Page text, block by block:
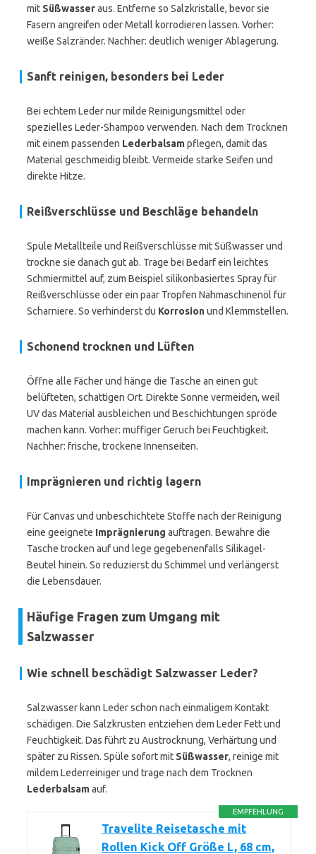
mit Süßwasseraus. Entferne so Salzkristalle, bevor sie
Fasern angreifen oder Metall korrodieren lassen. Vorher:
weiße Salzränder. Nachher: deutlich weniger Ablagerung.
Sanft reinigen, besonders bei Leder
Bei echtem Leder nur milde Reinigungsmittel oder
spezielles Leder-Shampoo verwenden. Nach dem Trocknen
mit einem passenden Lederbalsampflegen, damit das
Material geschmeidig bleibt. Vermeide starke Seifen und
direkte Hitze.
Reißverschlüsse und Beschläge behandeln
Spüle Metallteile und Reißverschlüsse mit Süßwasser und
trockne sie danach gut ab. Trage bei Bedarf ein leichtes
Schmiermittel auf, zum Beispiel silikonbasiertes Spray für
Reißverschlüsse oder ein paar Tropfen Nähmaschinenöl für
Scharniere. So verhinderst du Korrosionund Klemmstellen.
Schonend trocknen und Lüften
Öffne alle Fächer und hänge die Tasche an einen gut
belüfteten, schattigen Ort. Direkte Sonne vermeiden, weil
UV das Material ausbleichen und Beschichtungen spröde
machen kann. Vorher: muffiger Geruch bei Feuchtigkeit.
Nachher: frische, trockene Innenseiten.
Imprägnieren und richtig lagern
Für Canvas und unbeschichtete Stoffe nach der Reinigung
eine geeignete Imprägnierung auftragen. Bewahre die
Tasche trocken auf und lege gegebenenfalls Silikagel-
Beutel hinein. So reduzierst du Schimmel und verlängerst
die Lebensdauer.
Häufige Fragen zum Umgang mit
Salzwasser
Wie schnell beschädigt Salzwasser Leder?
Salzwasser kann Leder schon nach einmaligem Kontakt
schädigen. Die Salzkrusten entziehen dem Leder Fett und
Feuchtigkeit. Das führt zu Austrocknung, Verhärtung und
später zu Rissen. Spüle sofort mit Süßwasser, reinige mit
mildem Lederreiniger und trage nach dem Trocknen
Lederbalsamauf.
EMPFEHLUNG
Travelite Reisetasche mit
Rollen Kick Off Größe L, 68 cm,